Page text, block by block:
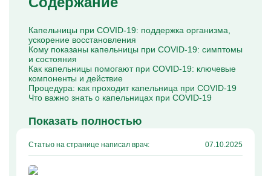
Капельницы Преднизолона
Капельница Церебролизин
Капельница Мильгамма
Капельница Цефтриаксон
Капельница Ципрофлоксацин
Капельница Рингер
Капельницы при COVID-19: поддержка организма,
ускорение восстановления
Кому показаны капельницы при COVID-19: симптомы
и состояния
Как капельницы помогают при COVID-19: ключевые
компоненты и действие
Процедура: как проходит капельница при COVID-19
Что важно знать о капельницах при COVID-19
Показать полностью
Статью на странице написал врач: 07.10.2025